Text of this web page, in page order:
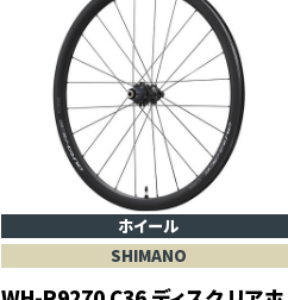
ホイール
SHIMANO